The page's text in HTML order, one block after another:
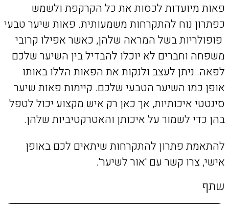
פאות מיועדות לכסות את כל הקרקפת ולשמש
כפתרון נוח להתקרחות משמעותית. פאות שיער טבעי
פופולריות בשל המראה שלהן, כאשר אפילו קרובי
משפחה וחברים לא יוכלו להבדיל בין השיער שלכם
לפאה. ניתן לעצב ולנקות את הפאות הללו באותו
אופן כמו השיער הטבעי שלכם. קיימות פאות שיער
סינטטי איכותיות, אך כאן רק איש מקצוע יכול לטפל
בהן כדי לשמור על איכותן והאטרקטיביות שלהן.
להתאמת פתרון להתקרחות שיתאים לכם באופן
אישי, צרו קשר עם 'אור לשיער'.
שתף